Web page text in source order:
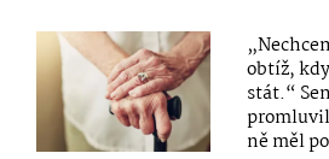
obtíž,
stát.“
ně měl